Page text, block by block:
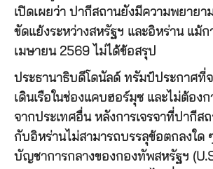
เปิดเผยว่า ปากีสถานยังมีความพยายา
ขัดแย้งระหว่างสหรัฐฯ และอิหร่าน แม้ก
เมษายน 2569 ไม่ได้ข้อสรุป
ประธานาธิบดีโดนัลด์ ทรัมป์ประกาศที่
เดินเรือในช่องแคบฮอร์มุซ และไม่ต้องก
จากประเทศอื่น หลังการเจรจาที่ปากีส
กับอิหร่านไม่สามารถบรรลุข้อตกลงใด
บัญชาการกลางของกองทัพสหรัฐฯ